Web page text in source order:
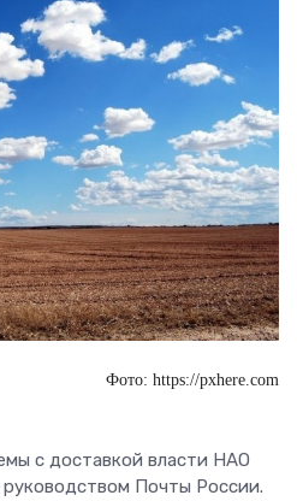
Фото: https://pxhere.com
с доставкой власти НАО
Почты России.